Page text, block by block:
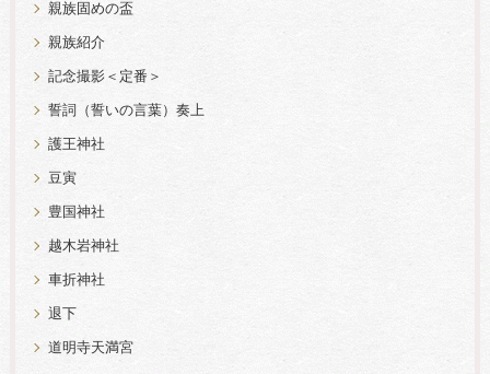
親族固めの盃
親族紹介
記念撮影＜定番＞
誓詞（誓いの言葉）奏上
護王神社
豆寅
豊国神社
越木岩神社
車折神社
退下
道明寺天満宮